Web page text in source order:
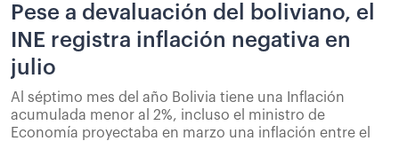
Pese a devaluación del boliviano, el
INE registra inflación negativa en
julio
Al séptimo mes del año Bolivia tiene una Inflación
acumulada menor al 2%, incluso el ministro de
Economía proyectaba en marzo una inflación entre el